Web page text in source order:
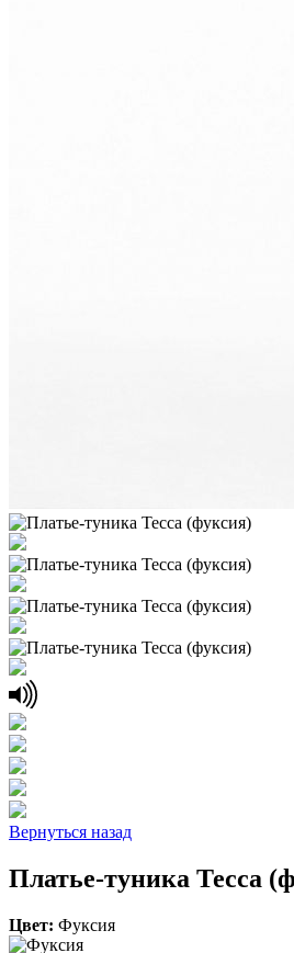
Вернуться назад
Платье-туника Тесса
Цвет: Фуксия